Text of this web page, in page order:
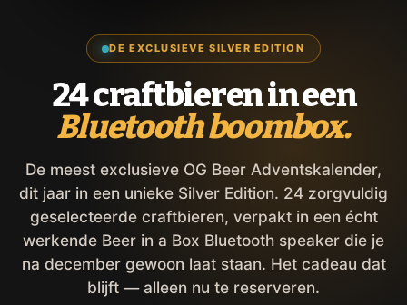
DE EXCLUSIEVE SILVER EDITION
24 craftbieren in een
Bluetooth boombox.
De meest exclusieve OG Beer Adventskalender,
dit jaar in een unieke Silver Edition. 24 zorgvuldig
geselecteerde craftbieren, verpakt in een écht
werkende Beer in a Box Bluetooth speaker die je
na december gewoon laat staan. Het cadeau dat
blijft — alleen nu te reserveren.